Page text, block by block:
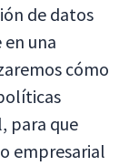
de datos
una
cómo
para que
empresarial